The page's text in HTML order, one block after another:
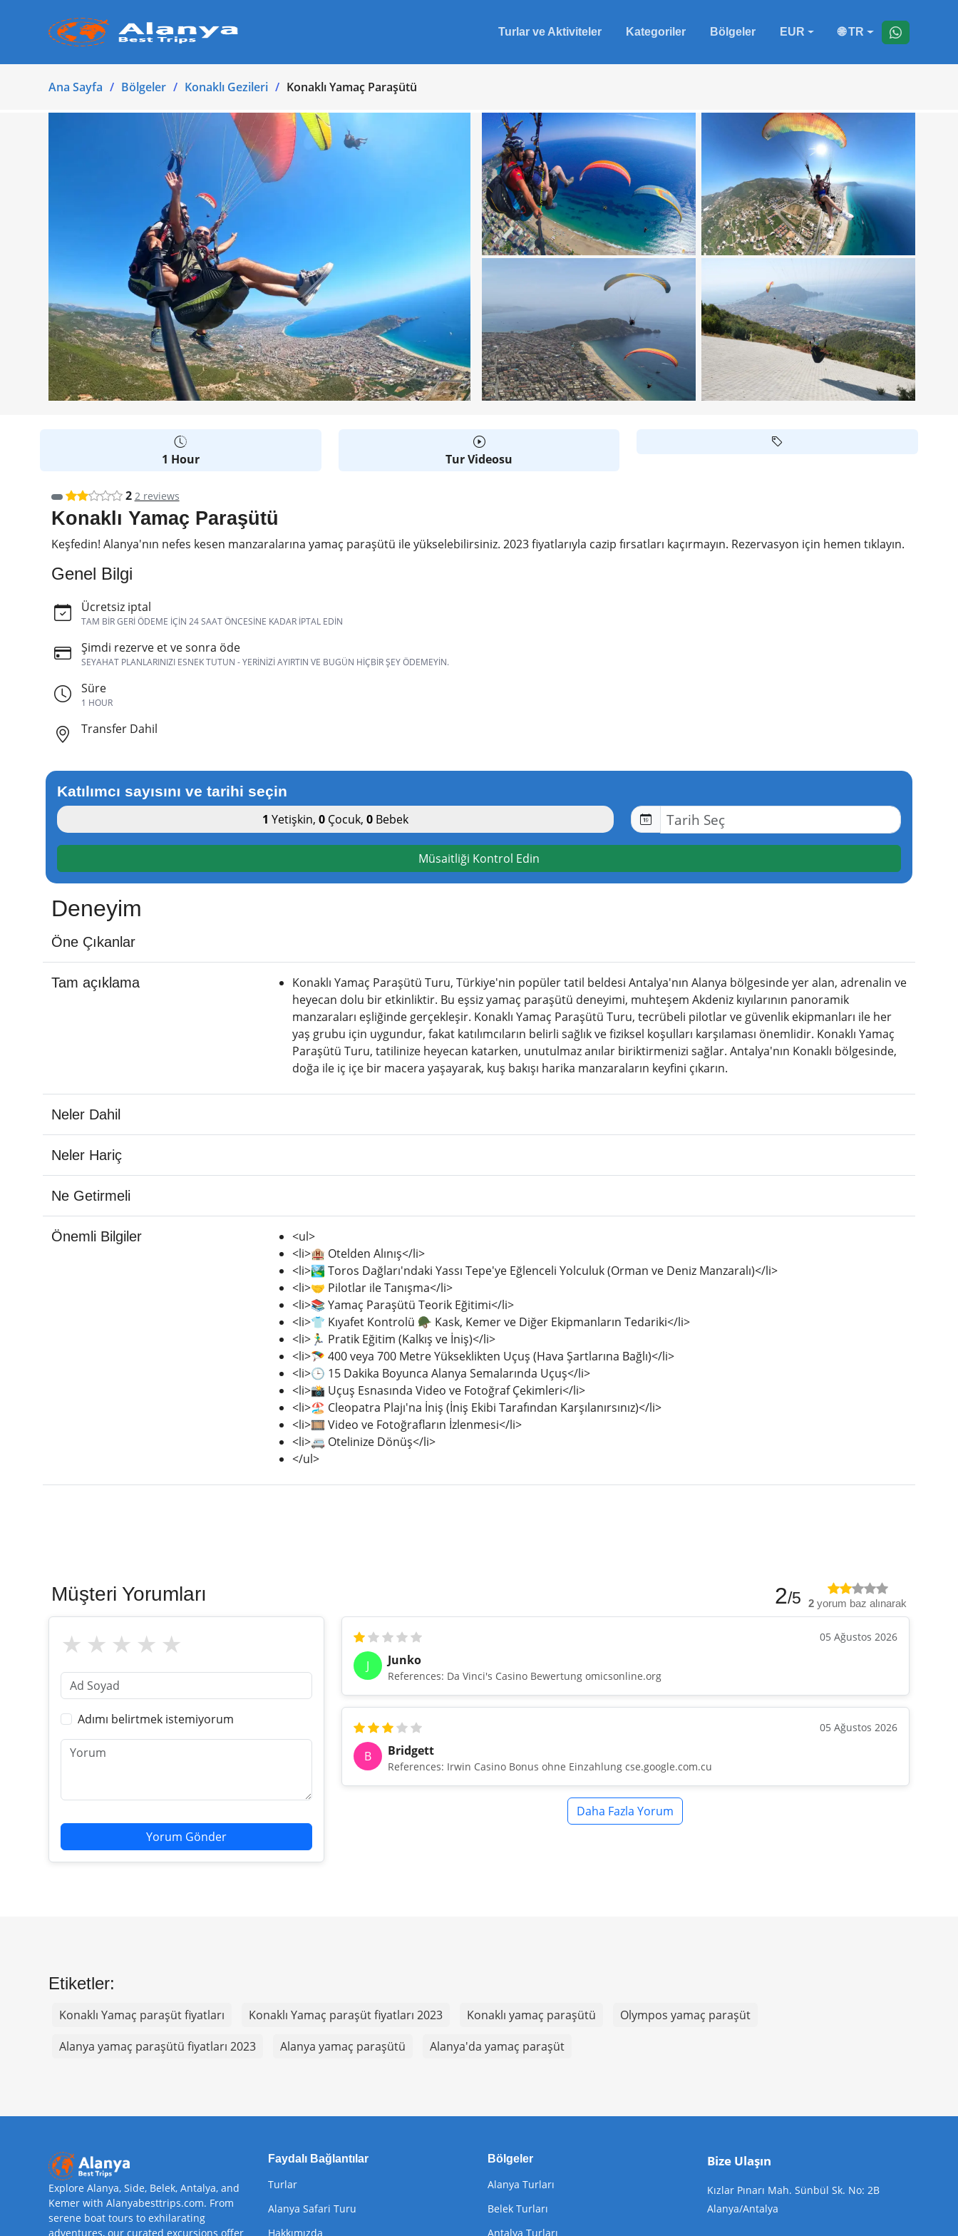
Turlar ve Aktiviteler Kategoriler Bölgeler EUR 🌐 TR
Ana Sayfa Bölgeler Konaklı Gezileri Konaklı Yamaç Paraşütü
1 Hour Tur Videosu
2 2 reviews
Konaklı Yamaç Paraşütü
Keşfedin! Alanya'nın nefes kesen manzaralarına yamaç paraşütü ile yükselebilirsiniz. 2023 fiyatlarıyla cazip fırsatları kaçırmayın. Rezervasyon için hemen tıklayın.
Genel Bilgi
Ücretsiz iptal
TAM BIR GERI ÖDEME IÇIN 24 SAAT ÖNCESINE KADAR IPTAL EDIN
Şimdi rezerve et ve sonra öde
SEYAHAT PLANLARINIZI ESNEK TUTUN - YERINIZI AYIRTIN VE BUGÜN HIÇBIR ŞEY ÖDEMEYIN.
Süre
1 HOUR
Transfer Dahil
Katılımcı sayısını ve tarihi seçin
1 Yetişkin,0 Çocuk,0 Bebek
Müsaitliği Kontrol Edin
Deneyim
Öne Çıkanlar
Tam açıklama
Konaklı Yamaç Paraşütü Turu, Türkiye'nin popüler tatil beldesi Antalya'nın Alanya bölgesinde yer alan, adrenalin ve
heyecan dolu bir etkinliktir. Bu eşsiz yamaç paraşütü deneyimi, muhteşem Akdeniz kıyılarının panoramik
manzaraları eşliğinde gerçekleşir. Konaklı Yamaç Paraşütü Turu, tecrübeli pilotlar ve güvenlik ekipmanları ile her
yaş grubu için uygundur, fakat katılımcıların belirli sağlık ve fiziksel koşulları karşılaması önemlidir. Konaklı Yamaç
Paraşütü Turu, tatilinize heyecan katarken, unutulmaz anılar biriktirmenizi sağlar. Antalya'nın Konaklı bölgesinde,
doğa ile iç içe bir macera yaşayarak, kuş bakışı harika manzaraların keyfini çıkarın.
Neler Dahil
Neler Hariç
Ne Getirmeli
Önemli Bilgiler
<ul>
<li>🏨 Otelden Alınış</li>
<li>🏞️ Toros Dağları'ndaki Yassı Tepe'ye Eğlenceli Yolculuk (Orman ve Deniz Manzaralı)</li>
<li>🤝 Pilotlar ile Tanışma</li>
<li>📚 Yamaç Paraşütü Teorik Eğitimi</li>
<li>👕 Kıyafet Kontrolü 🪖 Kask, Kemer ve Diğer Ekipmanların Tedariki</li>
<li>🏃‍♂️ Pratik Eğitim (Kalkış ve İniş)</li>
<li>🪂 400 veya 700 Metre Yükseklikten Uçuş (Hava Şartlarına Bağlı)</li>
<li>🕒 15 Dakika Boyunca Alanya Semalarında Uçuş</li>
<li>📸 Uçuş Esnasında Video ve Fotoğraf Çekimleri</li>
<li>🏖️ Cleopatra Plajı'na İniş (İniş Ekibi Tarafından Karşılanırsınız)</li>
<li>🎞️ Video ve Fotoğrafların İzlenmesi</li>
<li>🚐 Otelinize Dönüş</li>
</ul>
Müşteri Yorumları 2/5 2 yorum baz alınarak
Adımı belirtmek istemiyorum
Yorum Gönder
05 Ağustos 2026
J Junko
References: Da Vinci's Casino Bewertung omicsonline.org
05 Ağustos 2026
B Bridgett
References: Irwin Casino Bonus ohne Einzahlung cse.google.com.cu
Daha Fazla Yorum
Etiketler:
Konaklı Yamaç paraşüt fiyatları Konaklı Yamaç paraşüt fiyatları 2023 Konaklı yamaç paraşütü
Olympos yamaç paraşüt
Alanya yamaç paraşütü fiyatları 2023
Alanya yamaç paraşütü Alanya'da yamaç paraşüt
Explore Alanya, Side, Belek, Antalya, and
Kemer with Alanyabesttrips.com. From
serene boat tours to exhilarating
adventures, our curated excursions offer
Faydalı Bağlantılar
Turlar
Alanya Safari Turu
Hakkımızda
Bölgeler
Alanya Turları
Belek Turları
Antalya Turları
Bize Ulaşın
Kızlar Pınarı Mah. Sünbül Sk. No: 2B
Alanya/Antalya